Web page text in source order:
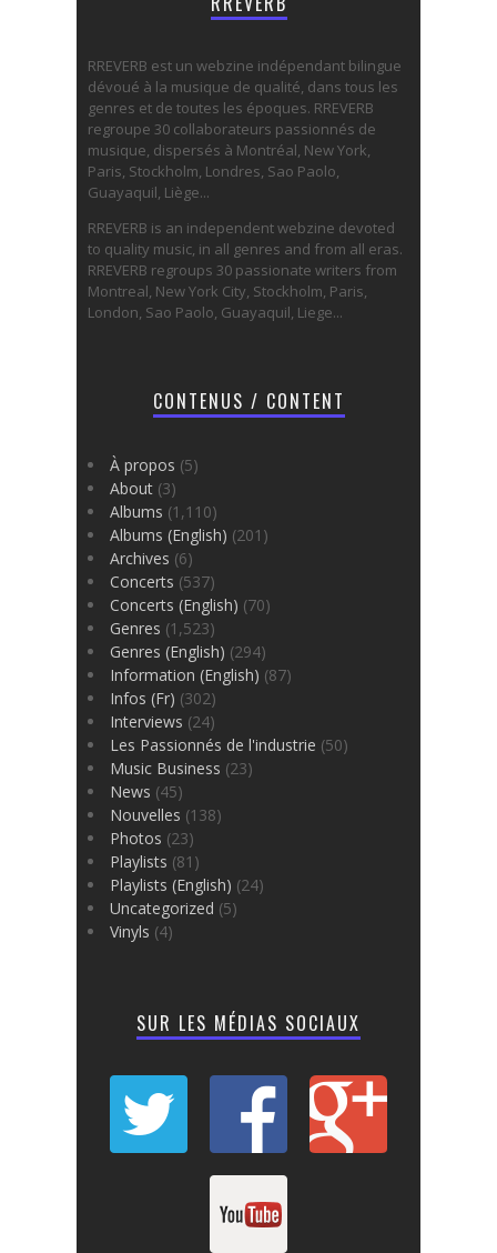
RREVERB est un webzine indépendant bilingue
dévoué à la musique de qualité, dans tous les
genres et de toutes les époques. RREVERB
regroupe 30 collaborateurs passionnés de
musique, dispersés à Montréal, New York,
Paris, Stockholm, Londres, Sao Paolo,
Guayaquil, Liège...
RREVERB is an independent webzine devoted
to quality music, in all genres and from all eras.
RREVERB regroups 30 passionate writers from
Montreal, New York City, Stockholm, Paris,
London, Sao Paolo, Guayaquil, Liege...
CONTENUS / CONTENT
À propos (5)
About (3)
Albums (1,110)
Albums (English) (201)
Archives (6)
Concerts (537)
Concerts (English) (70)
Genres (1,523)
Genres (English) (294)
Information (English) (87)
Infos (Fr) (302)
Interviews (24)
Les Passionnés de l'industrie (50)
Music Business (23)
News (45)
Nouvelles (138)
Photos (23)
Playlists (81)
Playlists (English) (24)
Uncategorized (5)
Vinyls (4)
SUR LES MÉDIAS SOCIAUX